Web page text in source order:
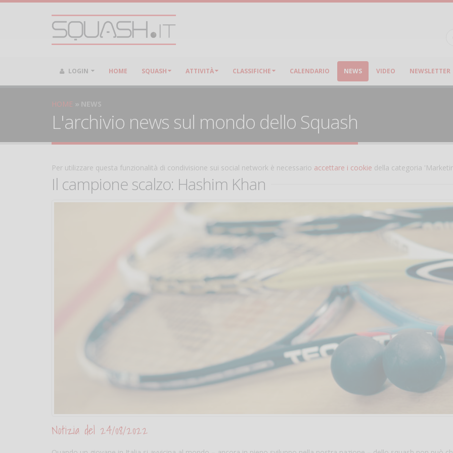
LOGIN HOME SQUASH ATTIVITÀ CLASSIFICHE CALENDARIO NEWS VIDEO NEWSLETTER
HOME NEWS
L'archivio news sul mondo dello Squash
Per utilizzare questa funzionalità di condivisione sui social network è necessario accettare i cookie della categoria
Il campione scalzo: Hashim Khan
Notizia del 24/08/2022